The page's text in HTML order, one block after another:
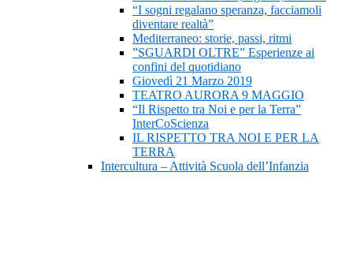
“I sogni regalano speranza, facciamoli
diventare realtà”
Mediterraneo: storie, passi, ritmi
”SGUARDI OLTRE” Esperienze ai
confini del quotidiano
Giovedì 21 Marzo 2019
TEATRO AURORA 9 MAGGIO
“Il Rispetto tra Noi e per la Terra”
InterCoScienza
IL RISPETTO TRA NOI E PER LA
TERRA
Intercultura – Attività Scuola dell’Infanzia